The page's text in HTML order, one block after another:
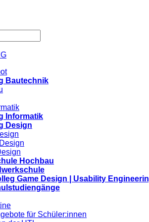
Bautechnik
Informatik
Design
Hochbau
Game Design | Usability
für Schüler:innen